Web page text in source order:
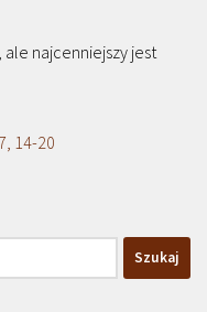
najcenniejszy jest
14-20